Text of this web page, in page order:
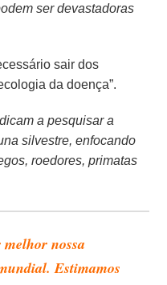
ser devastadoras
sair dos
da doença”.
a pesquisar a
silvestre, enfocando
roedores, primatas
nossa
Estimamos